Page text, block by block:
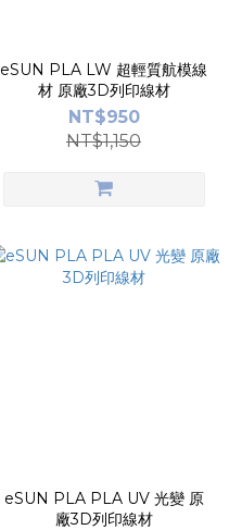
eSUN PLA LW 超輕質航模線
材 原廠3D列印線材
NT$950
NT$1,150
eSUN PLA PLA UV 光變 原
廠3D列印線材